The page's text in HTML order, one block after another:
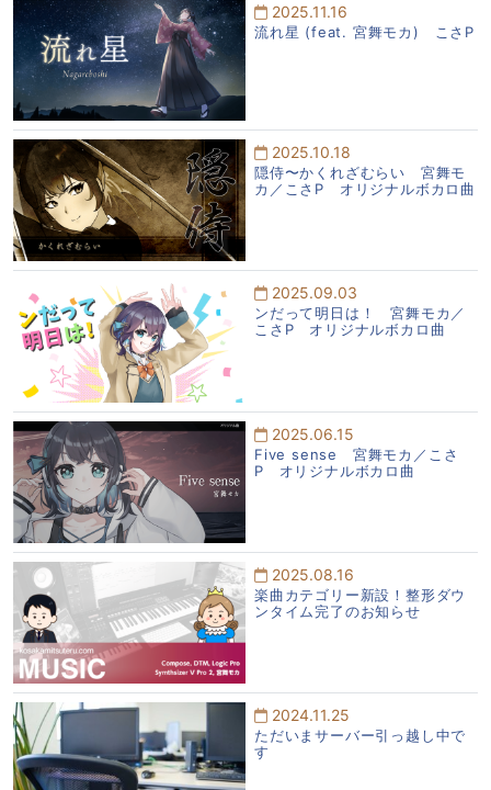
2025.11.16
流れ星 (feat. 宮舞モカ) こさP
2025.10.18
隠侍〜かくれざむらい 宮舞モ
カ／こさP オリジナルボカロ曲
2025.09.03
ンだって明日は！ 宮舞モカ／
こさP オリジナルボカロ曲
2025.06.15
Five sense 宮舞モカ／こさ
P オリジナルボカロ曲
2025.08.16
楽曲カテゴリー新設！整形ダウ
ンタイム完了のお知らせ
2024.11.25
ただいまサーバー引っ越し中で
す